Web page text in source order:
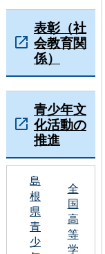
表彰（社
会教育関
係）
青少年文
化活動の
推進
島
根
県
青
少
全
国
高
等
学